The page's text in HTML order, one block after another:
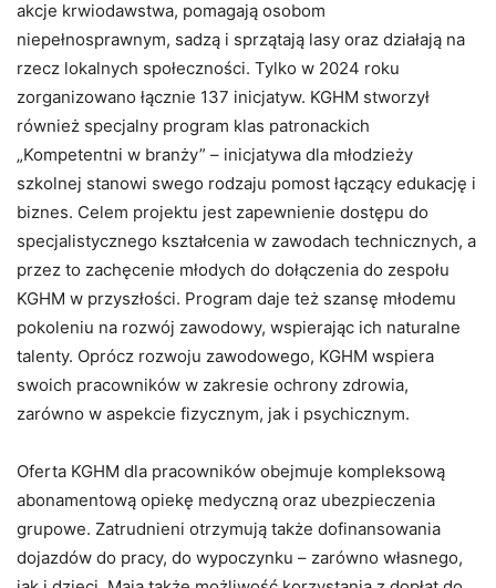
akcje krwiodawstwa, pomagają osobom
niepełnosprawnym, sadzą i sprzątają lasy oraz działają na
rzecz lokalnych społeczności. Tylko w 2024 roku
zorganizowano łącznie 137 inicjatyw. KGHM stworzył
również specjalny program klas patronackich
„Kompetentni w branży” – inicjatywa dla młodzieży
szkolnej stanowi swego rodzaju pomost łączący edukację i
biznes. Celem projektu jest zapewnienie dostępu do
specjalistycznego kształcenia w zawodach technicznych, a
przez to zachęcenie młodych do dołączenia do zespołu
KGHM w przyszłości. Program daje też szansę młodemu
pokoleniu na rozwój zawodowy, wspierając ich naturalne
talenty. Oprócz rozwoju zawodowego, KGHM wspiera
swoich pracowników w zakresie ochrony zdrowia,
zarówno w aspekcie fizycznym, jak i psychicznym.
Oferta KGHM dla pracowników obejmuje kompleksową
abonamentową opiekę medyczną oraz ubezpieczenia
grupowe. Zatrudnieni otrzymują także dofinansowania
dojazdów do pracy, do wypoczynku – zarówno własnego,